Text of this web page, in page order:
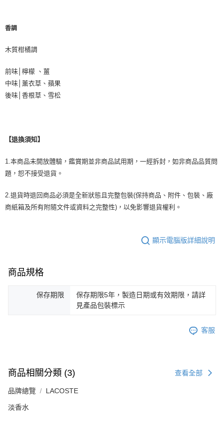
香調
木質柑橘調
前味│檸檬 、薑
中味│薰衣草、蘋果
後味│香根草、雪松
【退換須知】
1.本商品未開放體驗，鑑賞期並非商品試用期，一經拆封，如非商品品質問
題，恕不接受退貨。
2.退貨時退回商品必須是全新狀態且完整包裝(保持商品、附件、包裝、廠
商紙箱及所有附隨文件或資料之完整性)，以免影響退貨權利。
顯示電腦版詳細說明
商品規格
保存期限
保存期限5年，製造日期或有效期限，請詳
見產品包裝標示
客服
商品相關分類 (3) 查看全部
品牌總覽 LACOSTE
淡香水